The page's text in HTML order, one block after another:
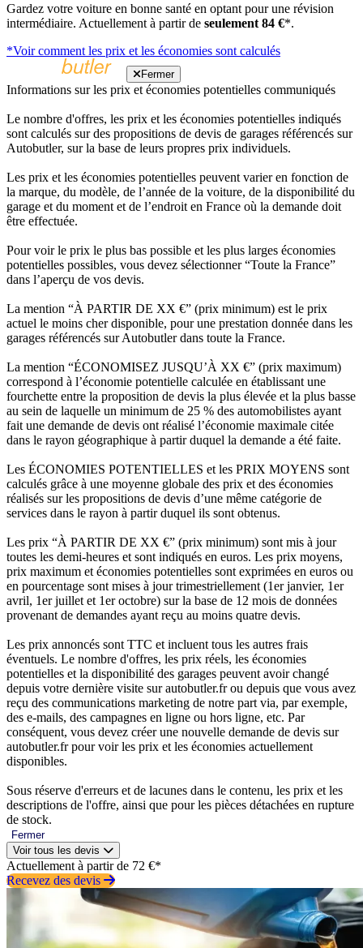
Gardez votre voiture en bonne santé en optant pour une révision
intermédiaire. Actuellement à partir de seulement 84 €*.
*Voir comment les prix et les économies sont calculés
Fermer
Informations sur les prix et économies potentielles communiqués
Le nombre d'offres, les prix et les économies potentielles indiqués
sont calculés sur des propositions de devis de garages référencés sur
Autobutler, sur la base de leurs propres prix individuels.
Les prix et les économies potentielles peuvent varier en fonction de
la marque, du modèle, de l’année de la voiture, de la disponibilité du
garage et du moment et de l’endroit en France où la demande doit
être effectuée.
Pour voir le prix le plus bas possible et les plus larges économies
potentielles possibles, vous devez sélectionner “Toute la France”
dans l’aperçu de vos devis.
La mention “À PARTIR DE XX €” (prix minimum) est le prix
actuel le moins cher disponible, pour une prestation donnée dans les
garages référencés sur Autobutler dans toute la France.
La mention “ÉCONOMISEZ JUSQU’À XX €” (prix maximum)
correspond à l’économie potentielle calculée en établissant une
fourchette entre la proposition de devis la plus élevée et la plus basse
au sein de laquelle un minimum de 25 % des automobilistes ayant
fait une demande de devis ont réalisé l’économie maximale citée
dans le rayon géographique à partir duquel la demande a été faite.
Les ÉCONOMIES POTENTIELLES et les PRIX MOYENS sont
calculés grâce à une moyenne globale des prix et des économies
réalisés sur les propositions de devis d’une même catégorie de
services dans le rayon à partir duquel ils sont obtenus.
Les prix “À PARTIR DE XX €” (prix minimum) sont mis à jour
toutes les demi-heures et sont indiqués en euros. Les prix moyens,
prix maximum et économies potentielles sont exprimées en euros ou
en pourcentage sont mises à jour trimestriellement (1er janvier, 1er
avril, 1er juillet et 1er octobre) sur la base de 12 mois de données
provenant de demandes ayant reçu au moins quatre devis.
Les prix annoncés sont TTC et incluent tous les autres frais
éventuels. Le nombre d'offres, les prix réels, les économies
potentielles et la disponibilité des garages peuvent avoir changé
depuis votre dernière visite sur autobutler.fr ou depuis que vous avez
reçu des communications marketing de notre part via, par exemple,
des e-mails, des campagnes en ligne ou hors ligne, etc. Par
conséquent, vous devez créer une nouvelle demande de devis sur
autobutler.fr pour voir les prix et les économies actuellement
disponibles.
Sous réserve d'erreurs et de lacunes dans le contenu, les prix et les
descriptions de l'offre, ainsi que pour les pièces détachées en rupture
de stock.
Fermer
Voir tous les devis
Actuellement à partir de 72 €*
Recevez des devis